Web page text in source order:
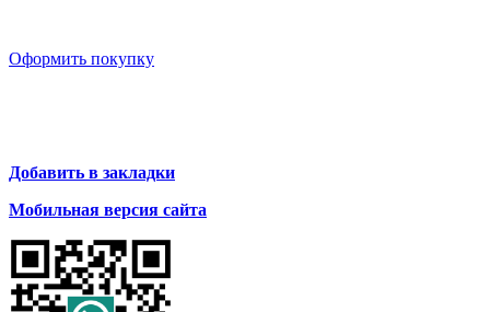
Оформить покупку
Добавить в закладки
Мобильная версия сайта